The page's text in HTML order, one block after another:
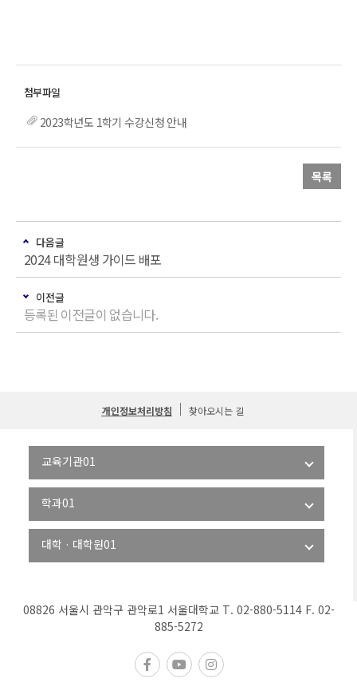
2023학년도 1학기 수강신청 안내
목록
다음글
2024 대학원생 가이드 배포
이전글
등록된 이전글이 없습니다.
개인정보처리방침 찾아오시는 길
08826 서울시 관악구 관악로1 서울대학교 T. 02-880-5114 F. 02-
885-5272